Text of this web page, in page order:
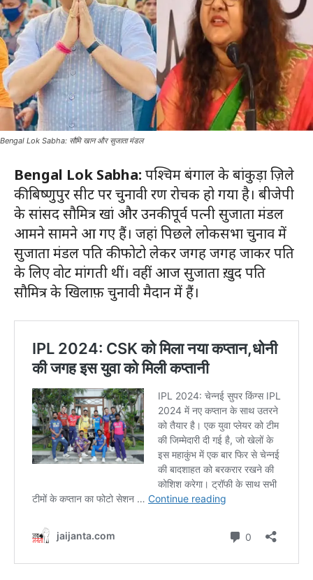
Bengal Lok Sabha: सौमि खान और सुजाता मंडल
Bengal Lok Sabha: पश्चिम बंगाल के बांकुड़ा ज़िले
की बिष्णुपुर सीट पर चुनावी रण रोचक हो गया है। बीजेपी
के सांसद सौमित्र खां और उनकी पूर्व पत्नी सुजाता मंडल
आमने सामने आ गए हैं। जहां पिछले लोकसभा चुनाव में
सुजाता मंडल पति की फोटो लेकर जगह जगह जाकर पति
के लिए वोट मांगती थीं। वहीं आज सुजाता ख़ुद पति
सौमित्र के खिलाफ़ चुनावी मैदान में हैं।